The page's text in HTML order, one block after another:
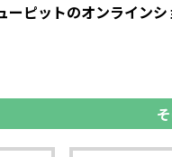
ピットのオンライン